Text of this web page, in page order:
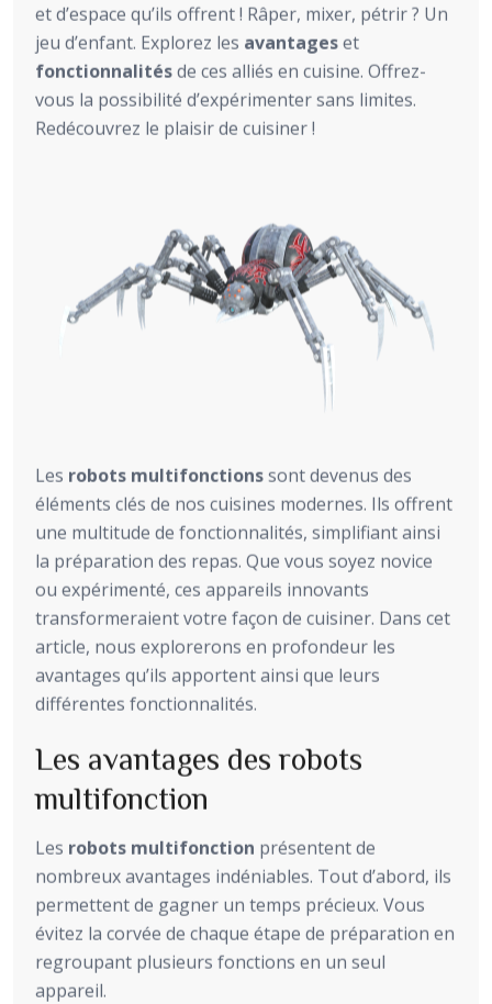
et d’espace qu’ils offrent ! Râper, mixer, pétrir ? Un
jeu d’enfant. Explorez les avantageset
fonctionnalitésde ces alliés en cuisine. Offrez-
vous la possibilité d’expérimenter sans limites.
Redécouvrez le plaisir de cuisiner !
Les robots multifonctionssont devenus des
éléments clés de nos cuisines modernes. Ils offrent
une multitude de fonctionnalités, simplifiant ainsi
la préparation des repas. Que vous soyez novice
ou expérimenté, ces appareils innovants
transformeraient votre façon de cuisiner. Dans cet
article, nous explorerons en profondeur les
avantages qu’ils apportent ainsi que leurs
différentes fonctionnalités.
Les avantages des robots
multifonction
Les robots multifonction présentent de
nombreux avantages indéniables. Tout d’abord, ils
permettent de gagner un temps précieux. Vous
évitez la corvée de chaque étape de préparation en
regroupant plusieurs fonctions en un seul
appareil.